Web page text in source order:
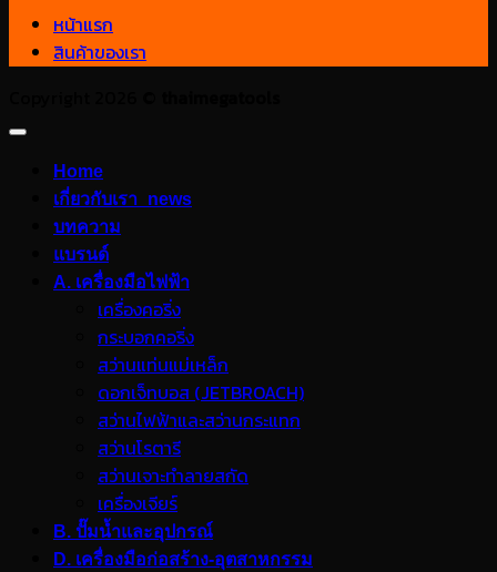
หน้าแรก
สินค้าของเรา
Home
เกี่ยวกับเรา_news
บทความ
แบรนด์
A. เครื่องมือไฟฟ้า
เครื่องคอริ่ง
กระบอกคอริ่ง
สว่านแท่นแม่เหล็ก
ดอกเจ็ทบอส (JETBROACH)
สว่านไฟฟ้าและสว่านกระแทก
สว่านโรตารี
สว่านเจาะทำลายสกัด
เครื่องเจียร์
B. ปั๊มน้ำและอุปกรณ์
D. เครื่องมือก่อสร้าง-อุตสาหกรรม